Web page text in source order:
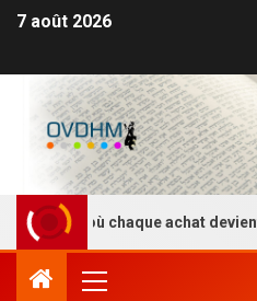
7 août 2026
– Là où chaque achat devient un